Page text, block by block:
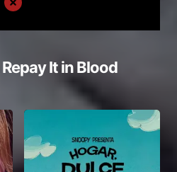
Repay It in Blood